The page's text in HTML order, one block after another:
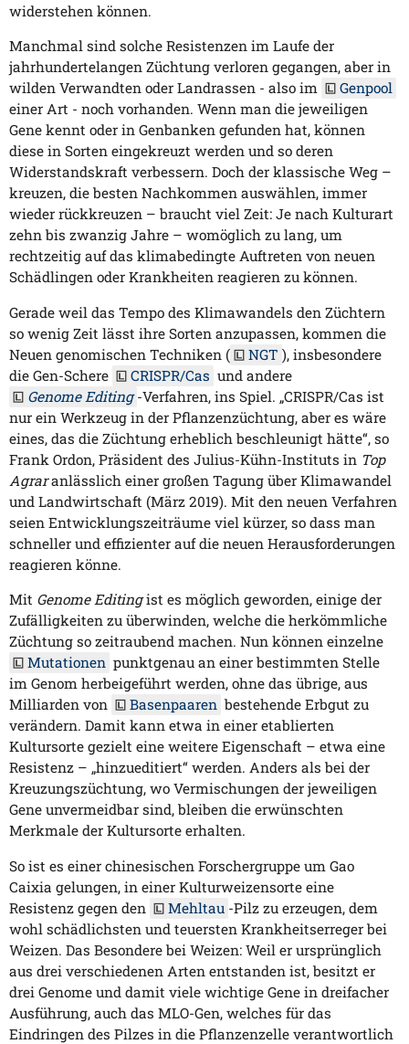
widerstehen können.
Manchmal sind solche Resistenzen im Laufe der
jahrhundertelangen Züchtung verloren gegangen, aber in
wilden Verwandten oder Landrassen - also im
Genpool
einer Art - noch vorhanden. Wenn man die jeweiligen
Gene kennt oder in Genbanken gefunden hat, können
diese in Sorten eingekreuzt werden und so deren
Widerstandskraft verbessern. Doch der klassische Weg –
kreuzen, die besten Nachkommen auswählen, immer
wieder rückkreuzen – braucht viel Zeit: Je nach Kulturart
zehn bis zwanzig Jahre – womöglich zu lang, um
rechtzeitig auf das klimabedingte Auftreten von neuen
Schädlingen oder Krankheiten reagieren zu können.
Gerade weil das Tempo des Klimawandels den Züchtern
so wenig Zeit lässt ihre Sorten anzupassen, kommen die
Neuen genomischen Techniken (
NGT ), insbesondere
die Gen-Schere
CRISPR/Cas und andere
Genome Editing -Verfahren, ins Spiel. „CRISPR/Cas ist
nur ein Werkzeug in der Pflanzenzüchtung, aber es wäre
eines, das die Züchtung erheblich beschleunigt hätte“, so
Frank Ordon, Präsident des Julius-Kühn-Instituts in Top
Agraranlässlich einer großen Tagung über Klimawandel
und Landwirtschaft (März 2019). Mit den neuen Verfahren
seien Entwicklungszeiträume viel kürzer, so dass man
schneller und effizienter auf die neuen Herausforderungen
reagieren könne.
Mit Genome Editingist es möglich geworden, einige der
Zufälligkeiten zu überwinden, welche die herkömmliche
Züchtung so zeitraubend machen. Nun können einzelne
Mutationen punktgenau an einer bestimmten Stelle
im Genom herbeigeführt werden, ohne das übrige, aus
Milliarden von
Basenpaaren bestehende Erbgut zu
verändern. Damit kann etwa in einer etablierten
Kultursorte gezielt eine weitere Eigenschaft – etwa eine
Resistenz – „hinzueditiert“ werden. Anders als bei der
Kreuzungszüchtung, wo Vermischungen der jeweiligen
Gene unvermeidbar sind, bleiben die erwünschten
Merkmale der Kultursorte erhalten.
So ist es einer chinesischen Forschergruppe um Gao
Caixia gelungen, in einer Kulturweizensorte eine
Resistenz gegen den
Mehltau -Pilz zu erzeugen, dem
wohl schädlichsten und teuersten Krankheitserreger bei
Weizen. Das Besondere bei Weizen: Weil er ursprünglich
aus drei verschiedenen Arten entstanden ist, besitzt er
drei Genome und damit viele wichtige Gene in dreifacher
Ausführung, auch das MLO-Gen, welches für das
Eindringen des Pilzes in die Pflanzenzelle verantwortlich